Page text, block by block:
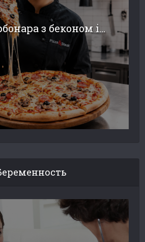
з беконом і...